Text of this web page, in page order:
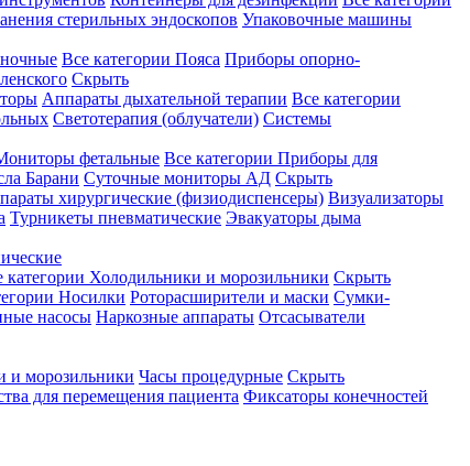
стерильных эндоскопов Упаковочные машины
Все категории Пояса Приборы опорно-
Скрыть
Аппараты дыхательной терапии Все категории
Светотерапия (облучатели) Системы
фетальные Все категории Приборы для
Барани Суточные мониторы АД Скрыть
хирургические (физиодиспенсеры) Визуализаторы
Турникеты пневматические Эвакуаторы дыма
категории Холодильники и морозильники Скрыть
Носилки Роторасширители и маски Сумки-
насосы Наркозные аппараты Отсасыватели
и морозильники Часы процедурные Скрыть
для перемещения пациента Фиксаторы конечностей